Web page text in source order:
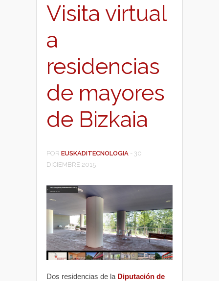
Visita virtual
a
residencias
de mayores
de Bizkaia
POR EUSKADITECNOLOGIA - 30
DICIEMBRE 2015
Dos residencias de la Diputación de